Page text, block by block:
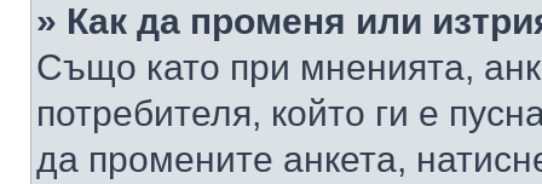
» Как да променя или
Също като при мненията,
потребителя, който ги е
да промените анкета,